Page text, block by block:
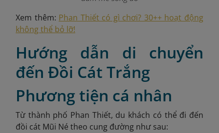
Xem thêm: Phan Thiết có gì chơi? 30++ hoạt động
không thể bỏ lỡ!
Hướng dẫn di chuyển
đến Đồi Cát Trắng
Phương tiện cá nhân
Từ thành phố Phan Thiết, du khách có thể đi đến
đồi cát Mũi Né theo cung đường như sau: